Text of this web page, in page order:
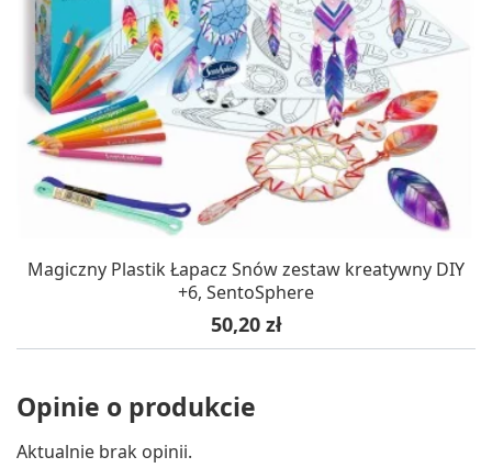
Magiczny Plastik Łapacz Snów zestaw kreatywny DIY
+6, SentoSphere
Cena
50,20 zł
Opinie o produkcie
Aktualnie brak opinii.